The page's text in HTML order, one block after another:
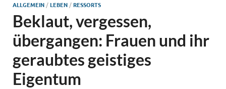
ALLGEMEIN /LEBEN /RESSORTS
Beklaut, vergessen,
übergangen: Frauen und ihr
geraubtes geistiges
Eigentum